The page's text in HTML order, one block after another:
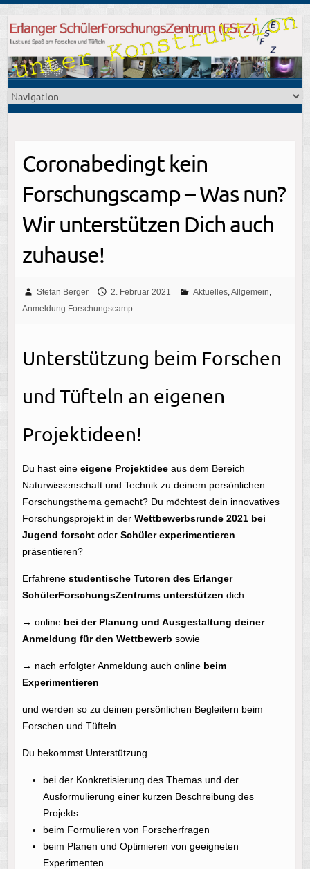
Coronabedingt kein
Forschungscamp – Was nun?
Wir unterstützen Dich auch
zuhause!
Stefan Berger 2. Februar 2021 Aktuelles,Allgemein,
Anmeldung Forschungscamp
Unterstützung beim Forschen
und Tüfteln an eigenen
Projektideen!
Du hast eine eigene Projektideeaus dem Bereich
Naturwissenschaft und Technik zu deinem persönlichen
Forschungsthema gemacht? Du möchtest dein innovatives
Forschungsprojekt in der Wettbewerbsrunde 2021 bei
Jugend forschtoder Schüler experimentieren
präsentieren?
Erfahrene studentische Tutoren des Erlanger
SchülerForschungsZentrums unterstützen dich
→ online bei der Planung und Ausgestaltung deiner
Anmeldung für den Wettbewerb sowie
→ nach erfolgter Anmeldung auch online beim
Experimentieren
und werden so zu deinen persönlichen Begleitern beim
Forschen und Tüfteln.
Du bekommst Unterstützung
bei der Konkretisierung des Themas und der
Ausformulierung einer kurzen Beschreibung des
Projekts
beim Formulieren von Forscherfragen
beim Planen und Optimieren von geeigneten
Experimenten